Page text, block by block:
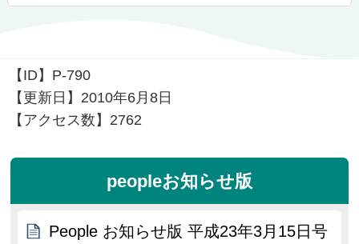
【ID】 P-790
【更新日】 2010年6月8日
【アクセス数】 2762
peopleお知らせ版
People お知らせ版 平成23年3月15日号